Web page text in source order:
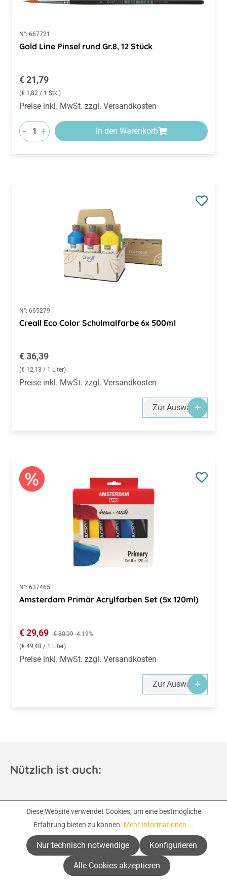
N°: 667721
Gold Line Pinsel rund Gr.8, 12 Stück
Regulärer Preis:
€ 21,79
(€ 1,82 / 1 Stk.)
Preise inkl. MwSt. zzgl. Versandkosten
- + In den Warenkorb
N°: 665279
Creall Eco Color Schulmalfarbe 6x 500ml
Regulärer Preis:
€ 36,39
(€ 12,13 / 1 Liter)
Preise inkl. MwSt. zzgl. Versandkosten
Zur Auswahl
N°: 637465
Amsterdam Primär Acrylfarben Set (5x 120ml)
Verkaufspreis:
€ 29,69 Regulärer Preis:
€ 30,99 -4.19%
(€ 49,48 / 1 Liter)
Preise inkl. MwSt. zzgl. Versandkosten
Zur Auswahl
Nützlich ist auch:
Diese Projekte könnten dich auch
Diese Website verwendet Cookies, um eine bestmögliche
Erfahrung bieten zu können. Mehr Informationen ...
Nur technisch notwendige Konfigurieren
Alle Cookies akzeptieren